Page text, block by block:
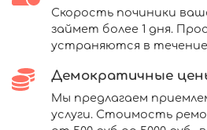
Скорость починики
займет более 1 дня.
устраняются в
Демократичные
Мы предлагаем
услуги. Стоимость